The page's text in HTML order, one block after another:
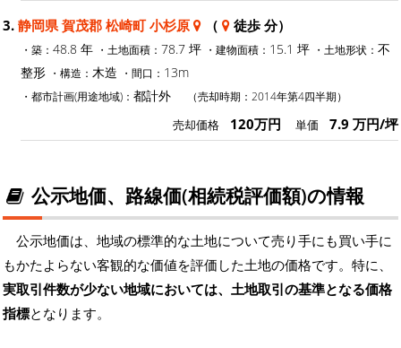
3. 静岡県 賀茂郡 松崎町 小杉原 （ 徒歩 分）
・築： 48.8 年 ・土地面積： 78.7 坪 ・建物面積： 15.1 坪 ・土地形状： 不
整形 ・構造： 木造 ・間口： 13m
・都市計画(用途地域)： 都計外 （売却時期：2014年第4四半期）
売却価格 120万円 単価 7.9 万円/坪
公示地価、路線価(相続税評価額)の情報
公示地価は、地域の標準的な土地について売り手にも買い手に
もかたよらない客観的な価値を評価した土地の価格です。特に、
実取引件数が少ない地域においては、土地取引の基準となる価格
指標となります。